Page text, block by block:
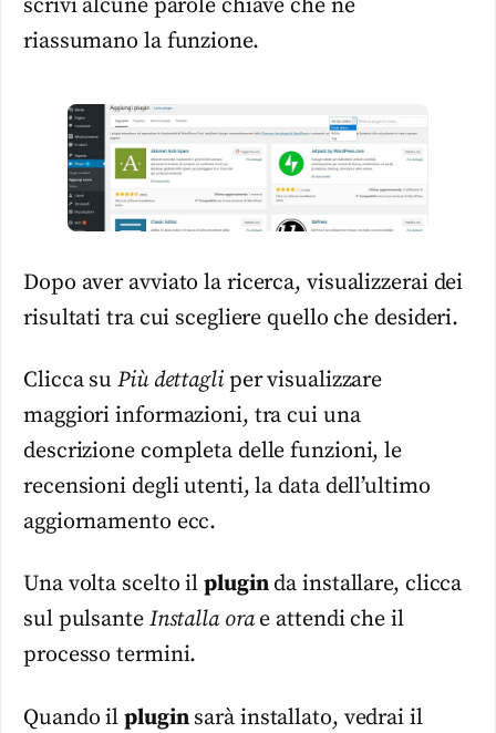
scrivi alcune parole chiave che ne
riassumano la funzione.
Dopo aver avviato la ricerca, visualizzerai dei
risultati tra cui scegliere quello che desideri.
Clicca su Più dettagliper visualizzare
maggiori informazioni, tra cui una
descrizione completa delle funzioni, le
recensioni degli utenti, la data dell’ultimo
aggiornamento ecc.
Una volta scelto il pluginda installare, clicca
sul pulsante Installa orae attendi che il
processo termini.
Quando il pluginsarà installato, vedrai il